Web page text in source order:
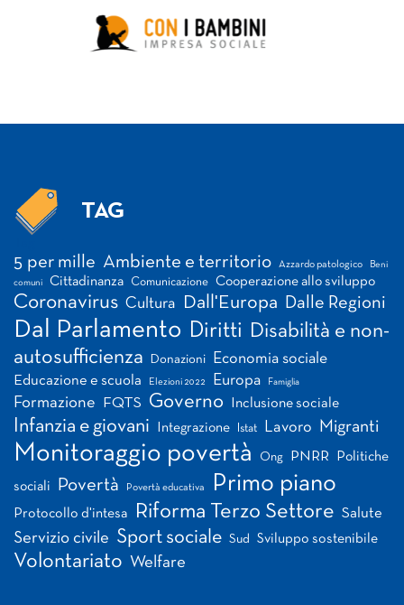
TAG
5 per mille Ambiente e territorio Azzardo patologico Beni
comuni Cittadinanza Comunicazione Cooperazione allo sviluppo
Coronavirus Cultura Dall'Europa Dalle Regioni
Dal Parlamento Diritti Disabilità e non-
autosufficienza
Donazioni Economia sociale
Educazione e scuola Elezioni 2022 Europa Famiglia
Formazione FQTS Governo Inclusione sociale
Infanzia e giovani Integrazione Istat Lavoro Migranti
Monitoraggio povertà Ong PNRR Politiche
sociali Povertà Povertà educativa Primo piano
Protocollo d'intesa Riforma Terzo Settore Salute
Servizio civile Sport sociale Sud Sviluppo sostenibile
Volontariato Welfare